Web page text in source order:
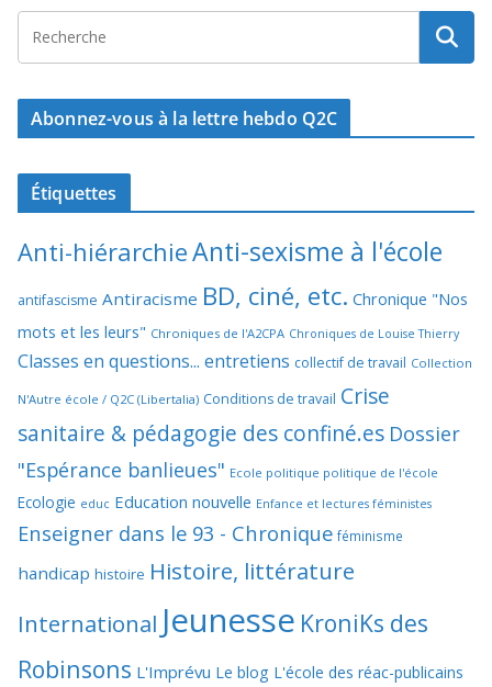
Abonnez-vous à la lettre hebdo Q2C
Étiquettes
Anti-hiérarchieAnti-sexisme à l'école
antifascisme Antiracisme BD, ciné, etc. Chronique "Nos
mots et les leurs" Chroniques de l'A2CPA Chroniques de Louise Thierry
Classes en questions... entretiens collectif de travail Collection
N'Autre école / Q2C (Libertalia) Conditions de travail Crise
sanitaire & pédagogie des confiné.es Dossier
"Espérance banlieues" Ecole politique politique de l'école
Ecologie educ Education nouvelle Enfance et lectures féministes
Enseigner dans le 93 - Chronique féminisme
handicap histoire Histoire, littérature
International Jeunesse KroniKs des
Robinsons L'Imprévu Le blog L'école des réac-publicains